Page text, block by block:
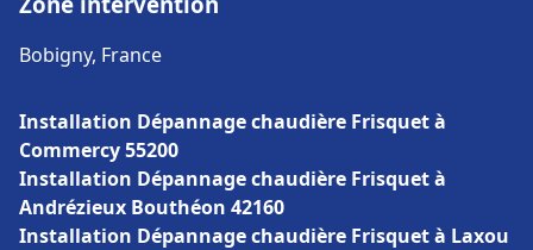
Bobigny, France
Installation Dépannage chaudière Frisquet à
Commercy 55200
Installation Dépannage chaudière Frisquet à
Andrézieux Bouthéon 42160
Installation Dépannage chaudière Frisquet à Laxou